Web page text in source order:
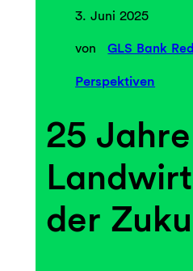
3. Juni 2025
von GLS Bank
Perspektiven
25
der